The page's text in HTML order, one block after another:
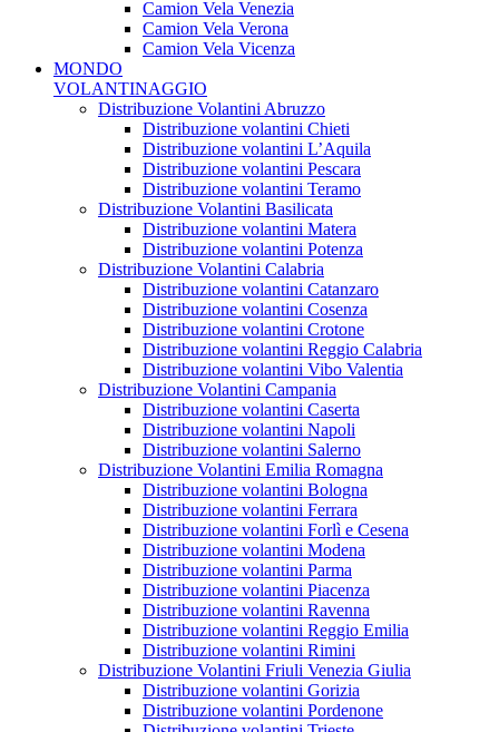
Camion Vela Venezia
Camion Vela Verona
Camion Vela Vicenza
MONDO
VOLANTINAGGIO
Distribuzione Volantini Abruzzo
Distribuzione volantini Chieti
Distribuzione volantini L’Aquila
Distribuzione volantini Pescara
Distribuzione volantini Teramo
Distribuzione Volantini Basilicata
Distribuzione volantini Matera
Distribuzione volantini Potenza
Distribuzione Volantini Calabria
Distribuzione volantini Catanzaro
Distribuzione volantini Cosenza
Distribuzione volantini Crotone
Distribuzione volantini Reggio Calabria
Distribuzione volantini Vibo Valentia
Distribuzione Volantini Campania
Distribuzione volantini Caserta
Distribuzione volantini Napoli
Distribuzione volantini Salerno
Distribuzione Volantini Emilia Romagna
Distribuzione volantini Bologna
Distribuzione volantini Ferrara
Distribuzione volantini Forlì e Cesena
Distribuzione volantini Modena
Distribuzione volantini Parma
Distribuzione volantini Piacenza
Distribuzione volantini Ravenna
Distribuzione volantini Reggio Emilia
Distribuzione volantini Rimini
Distribuzione Volantini Friuli Venezia Giulia
Distribuzione volantini Gorizia
Distribuzione volantini Pordenone